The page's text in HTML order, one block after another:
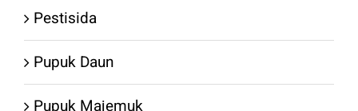
Pestisida
Pupuk Daun
Pupuk Majemuk